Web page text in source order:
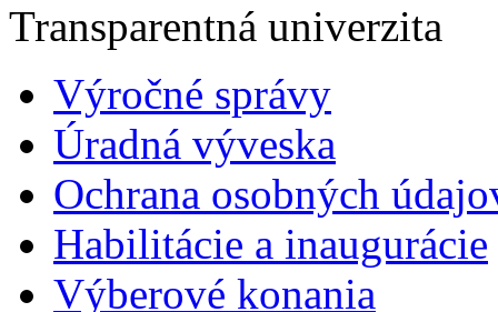
Transparentná univerzita
Výročné správy
Úradná výveska
Ochrana osobných
Habilitácie a inaugurácie
Výberové konania